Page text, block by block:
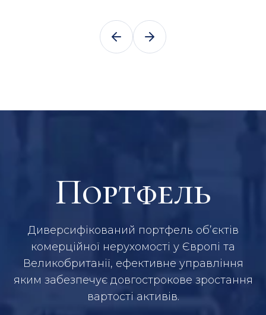
Портфель
Диверсифікований портфель об’єктів
комерційної нерухомості у Європі та
Великобританії, ефективне управління
яким забезпечує довгострокове зростання
вартості активів.